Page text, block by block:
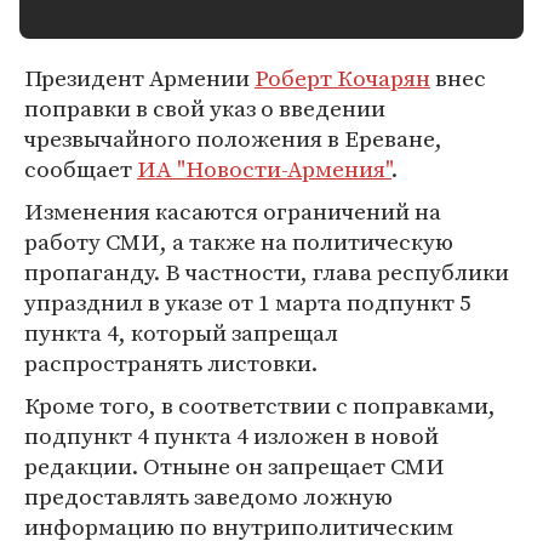
Президент АрменииРоберт Кочарянвнес
поправки в свой указ о введении
чрезвычайного положения в Ереване,
сообщаетИА "Новости-Армения".
Изменения касаются ограничений на
работу СМИ, а также на политическую
пропаганду. В частности, глава республики
упразднил в указе от 1 марта подпункт 5
пункта 4, который запрещал
распространять листовки.
Кроме того, в соответствии с поправками,
подпункт 4 пункта 4 изложен в новой
редакции. Отныне он запрещает СМИ
предоставлять заведомо ложную
информацию по внутриполитическим